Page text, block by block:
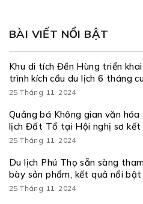
BÀI VIẾT NỔI BẬT
Khu di tích Đền Hùng triển khai chương
trình kích cầu du lịch 6 tháng
2026
25 Tháng 11, 2024
Quảng bá Không gian văn
lịch Đất Tổ tại Hội nghị sơ kết
năm và triển khai nhiệm vụ 6
NQ/TW
25 Tháng 11, 2024
Du lịch Phú Thọ sẵn sàng
bày sản phẩm, kết quả nổi
Nghị quyết số 57-NQ/TW
25 Tháng 11, 2024